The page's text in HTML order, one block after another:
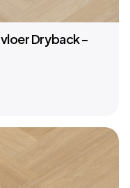
Dryback –